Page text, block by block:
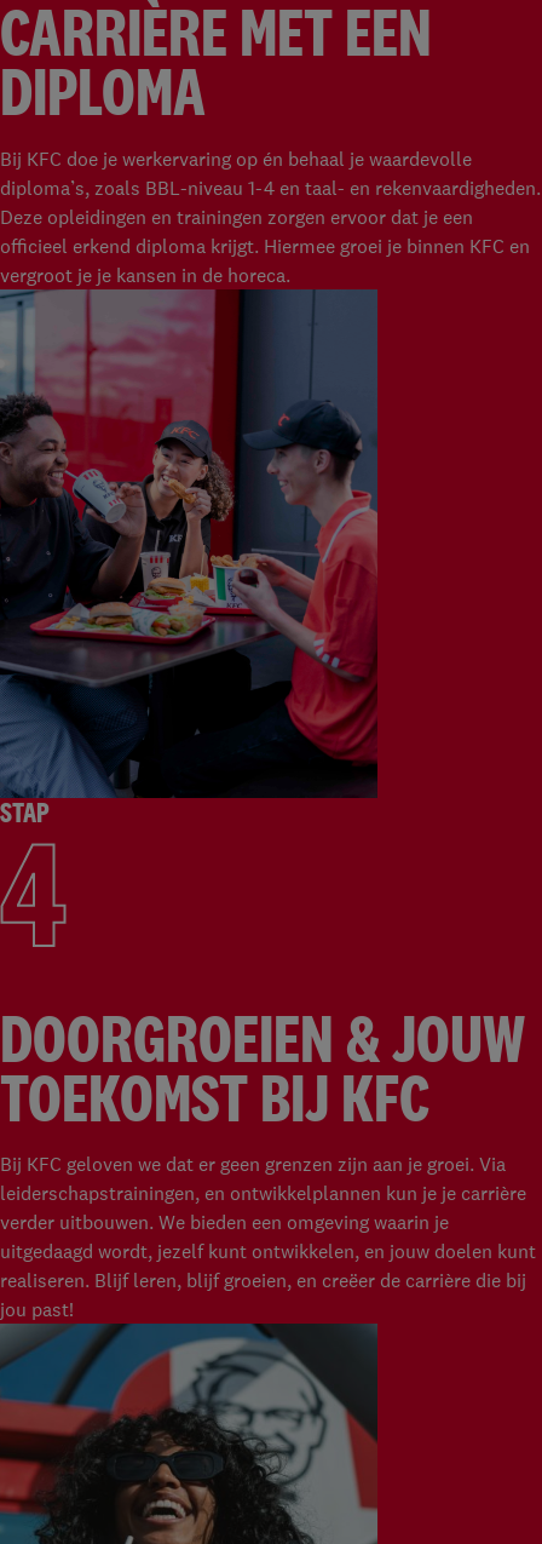
CARRIÈRE MET EEN
DIPLOMA
Bij KFC doe je werkervaring op én behaal je waardevolle
diploma’s, zoals BBL-niveau 1-4 en taal- en rekenvaardigheden.
Deze opleidingen en trainingen zorgen ervoor dat je een
officieel erkend diploma krijgt. Hiermee groei je binnen KFC en
vergroot je je kansen in de horeca.
STAP
4
DOORGROEIEN & JOUW
TOEKOMST BIJ KFC
Bij KFC geloven we dat er geen grenzen zijn aan je groei. Via
leiderschapstrainingen, en ontwikkelplannen kun je je carrière
verder uitbouwen. We bieden een omgeving waarin je
uitgedaagd wordt, jezelf kunt ontwikkelen, en jouw doelen kunt
realiseren. Blijf leren, blijf groeien, en creëer de carrière die bij
jou past!